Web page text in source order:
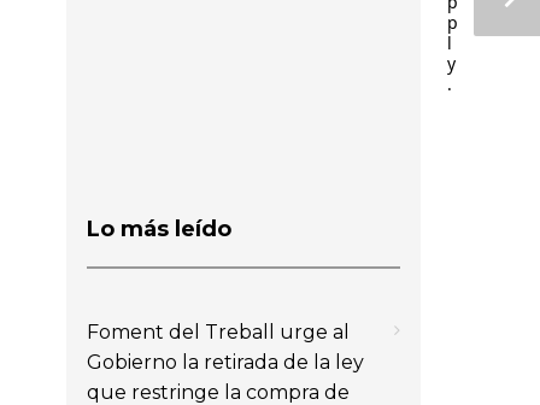
p
l
y
.
Lo más leído
Foment del Treball urge al
Gobierno la retirada de la ley
que restringe la compra de